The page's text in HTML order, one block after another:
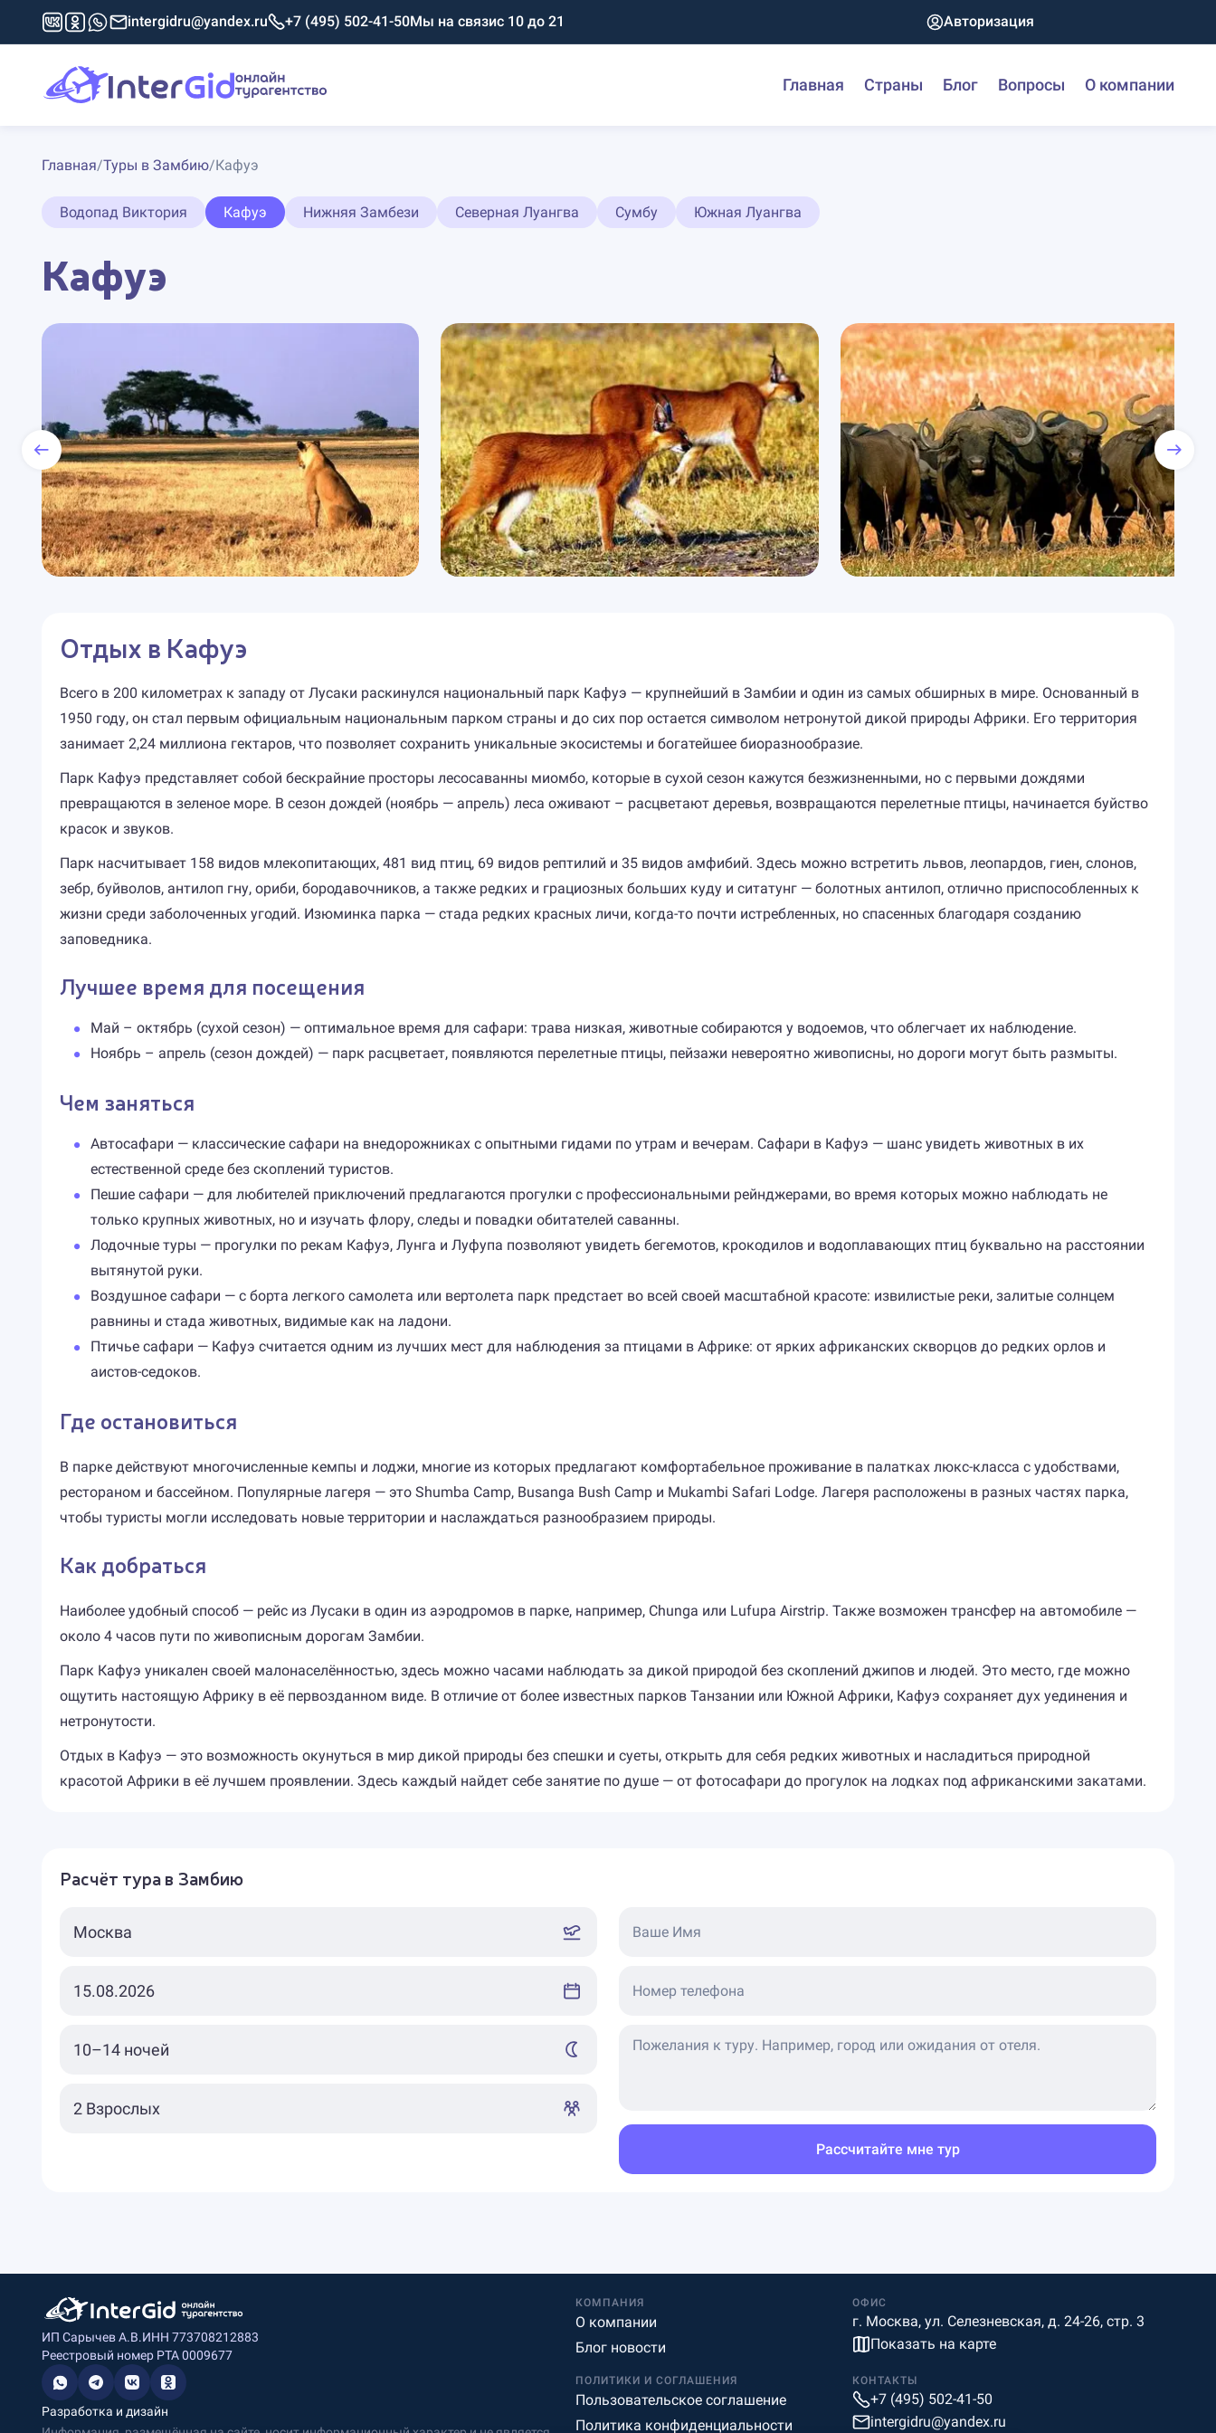
intergidru@yandex.ru +7 (495) 502-41-50Мы на связис 10 до 21 Авторизация
Главная Страны Блог Вопросы О компании
Главная/Туры в Замбию/Кафуэ
Водопад Виктория Кафуэ Нижняя Замбези Северная Луангва Сумбу Южная Луангва
Кафуэ
Отдых в Кафуэ
Всего в 200 километрах к западу от Лусаки раскинулся национальный парк Кафуэ — крупнейший в Замбии и один из самых обширных в мире. Основанный в
1950 году, он стал первым официальным национальным парком страны и до сих пор остается символом нетронутой дикой природы Африки. Его территория
занимает 2,24 миллиона гектаров, что позволяет сохранить уникальные экосистемы и богатейшее биоразнообразие.
Парк Кафуэ представляет собой бескрайние просторы лесосаванны миомбо, которые в сухой сезон кажутся безжизненными, но с первыми дождями
превращаются в зеленое море. В сезон дождей (ноябрь — апрель) леса оживают – расцветают деревья, возвращаются перелетные птицы, начинается буйство
красок и звуков.
Парк насчитывает 158 видов млекопитающих, 481 вид птиц, 69 видов рептилий и 35 видов амфибий. Здесь можно встретить львов, леопардов, гиен, слонов,
зебр, буйволов, антилоп гну, ориби, бородавочников, а также редких и грациозных больших куду и ситатунг — болотных антилоп, отлично приспособленных к
жизни среди заболоченных угодий. Изюминка парка — стада редких красных личи, когда-то почти истребленных, но спасенных благодаря созданию
заповедника.
Лучшее время для посещения
Май – октябрь (сухой сезон) — оптимальное время для сафари: трава низкая, животные собираются у водоемов, что облегчает их наблюдение.
Ноябрь – апрель (сезон дождей) — парк расцветает, появляются перелетные птицы, пейзажи невероятно живописны, но дороги могут быть размыты.
Чем заняться
Автосафари — классические сафари на внедорожниках с опытными гидами по утрам и вечерам. Сафари в Кафуэ — шанс увидеть животных в их
естественной среде без скоплений туристов.
Пешие сафари — для любителей приключений предлагаются прогулки с профессиональными рейнджерами, во время которых можно наблюдать не
только крупных животных, но и изучать флору, следы и повадки обитателей саванны.
Лодочные туры — прогулки по рекам Кафуэ, Лунга и Луфупа позволяют увидеть бегемотов, крокодилов и водоплавающих птиц буквально на расстоянии
вытянутой руки.
Воздушное сафари — с борта легкого самолета или вертолета парк предстает во всей своей масштабной красоте: извилистые реки, залитые солнцем
равнины и стада животных, видимые как на ладони.
Птичье сафари — Кафуэ считается одним из лучших мест для наблюдения за птицами в Африке: от ярких африканских скворцов до редких орлов и
аистов-седоков.
Где остановиться
В парке действуют многочисленные кемпы и лоджи, многие из которых предлагают комфортабельное проживание в палатках люкс-класса с удобствами,
рестораном и бассейном. Популярные лагеря — это Shumba Camp, Busanga Bush Camp и Mukambi Safari Lodge. Лагеря расположены в разных частях парка,
чтобы туристы могли исследовать новые территории и наслаждаться разнообразием природы.
Как добраться
Наиболее удобный способ — рейс из Лусаки в один из аэродромов в парке, например, Chunga или Lufupa Airstrip. Также возможен трансфер на автомобиле —
около 4 часов пути по живописным дорогам Замбии.
Парк Кафуэ уникален своей малонаселённостью, здесь можно часами наблюдать за дикой природой без скоплений джипов и людей. Это место, где можно
ощутить настоящую Африку в её первозданном виде. В отличие от более известных парков Танзании или Южной Африки, Кафуэ сохраняет дух уединения и
нетронутости.
Отдых в Кафуэ — это возможность окунуться в мир дикой природы без спешки и суеты, открыть для себя редких животных и насладиться природной
красотой Африки в её лучшем проявлении. Здесь каждый найдет себе занятие по душе — от фотосафари до прогулок на лодках под африканскими закатами.
Расчёт тура в Замбию
Ваше Имя
Номер телефона
Рассчитайте мне тур
ИП Сарычев А.В.ИНН 773708212883
Реестровый номер РТА 0009677
Разработка и дизайн
КОМПАНИЯ
О компании
Блог новости
ОФИС
г. Москва, ул. Селезневская, д. 24-26, стр. 3
Показать на карте
ПОЛИТИКИ И СОГЛАШЕНИЯ
Пользовательское соглашение
Политика конфиденциальности
КОНТАКТЫ
+7 (495) 502-41-50
intergidru@yandex.ru